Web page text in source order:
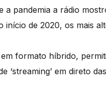
pandemia a rádio
de 2020, os mais
formato híbrido,
‘streaming’ em direto